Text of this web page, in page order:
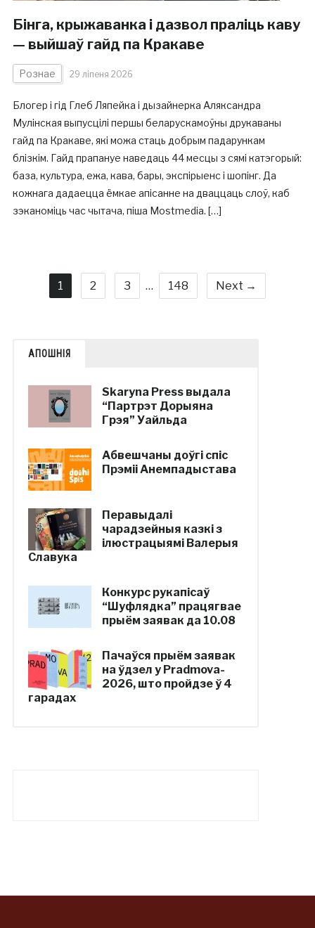
Бінга, крыжаванка і дазвол праліць каву
— выйшаў гайд па Кракаве
Рознае 29 ліпеня 2026
Блогер і гід Глеб Ляпейка і дызайнерка Аляксандра
Мулінская выпусцілі першы беларускамоўны друкаваны
гайд па Кракаве, які можа стаць добрым падарункам
блізкім. Гайд прапануе наведаць 44 месцы з сямі катэгорый:
база, культура, ежа, кава, бары, экспірыенс і шопінг. Да
кожнага дадаецца ёмкае апісанне на дваццаць слоў, каб
зэканоміць час чытача, піша Mostmedia. […]
1 2 3 … 148 Next →
АПОШНІЯ
Skaryna Press выдала
“Партрэт Дорыяна
Грэя” Уайльда
Абвешчаны доўгі спіс
Прэміі Анемпадыстава
Перавыдалі
чарадзейныя казкі з
ілюстрацыямі Валерыя
Славука
Конкурс рукапісаў
“Шуфлядка” працягвае
прыём заявак да 10.08
Пачаўся прыём заявак
на ўдзел у Pradmova-
2026, што пройдзе ў 4
гарадах